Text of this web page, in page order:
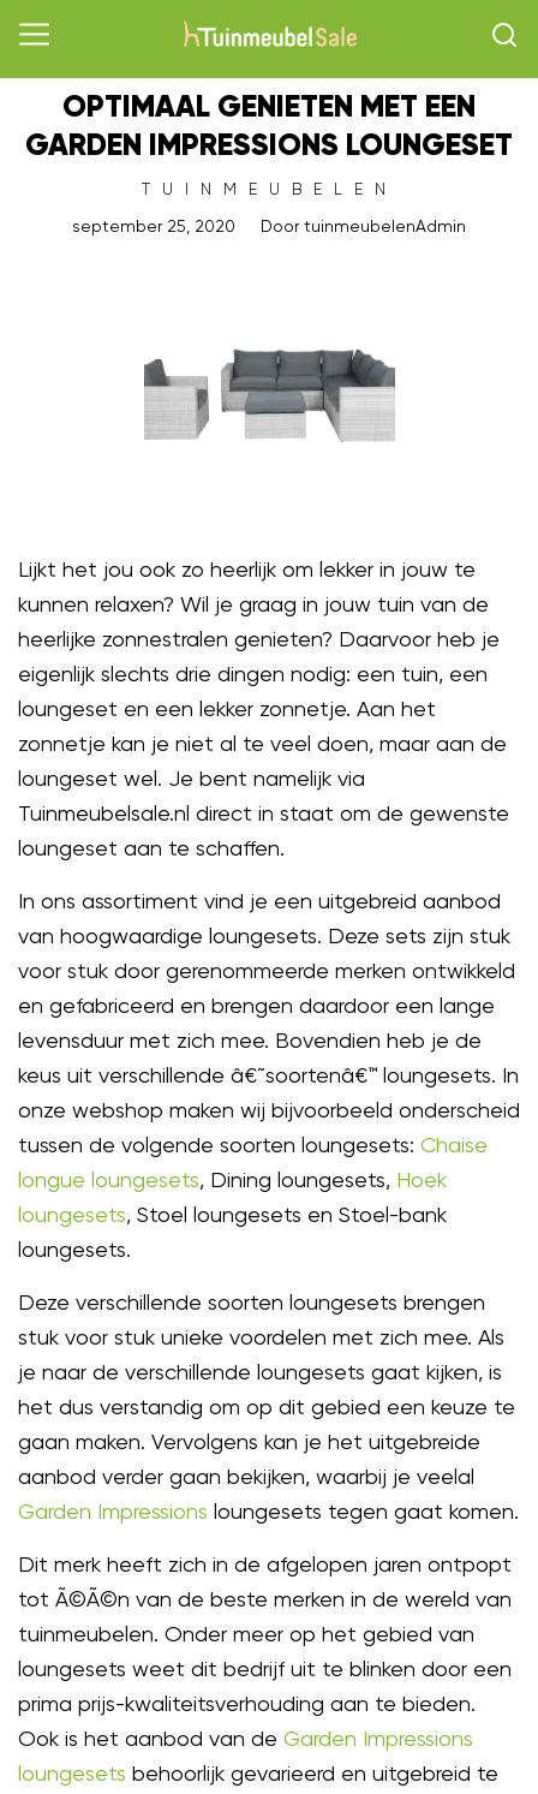
OPTIMAAL GENIETEN MET EEN
GARDEN IMPRESSIONS LOUNGESET
TUINMEUBELEN
september 25, 2020
DoortuinmeubelenAdmin
Lijkt het jou ook zo heerlijk om lekker in jouw te
kunnen relaxen? Wil je graag in jouw tuin van de
heerlijke zonnestralen genieten? Daarvoor heb je
eigenlijk slechts drie dingen nodig: een tuin, een
loungeset en een lekker zonnetje. Aan het
zonnetje kan je niet al te veel doen, maar aan de
loungeset wel. Je bent namelijk via
Tuinmeubelsale.nl direct in staat om de gewenste
loungeset aan te schaffen.
In ons assortiment vind je een uitgebreid aanbod
van hoogwaardige loungesets. Deze sets zijn stuk
voor stuk door gerenommeerde merken ontwikkeld
en gefabriceerd en brengen daardoor een lange
levensduur met zich mee. Bovendien heb je de
keus uit verschillende â€˜soortenâ€™ loungesets. In
onze webshop maken wij bijvoorbeeld onderscheid
tussen de volgende soorten loungesets: Chaise
longue loungesets, Dining loungesets, Hoek
loungesets, Stoel loungesets en Stoel-bank
loungesets.
Deze verschillende soorten loungesets brengen
stuk voor stuk unieke voordelen met zich mee. Als
je naar de verschillende loungesets gaat kijken, is
het dus verstandig om op dit gebied een keuze te
gaan maken. Vervolgens kan je het uitgebreide
aanbod verder gaan bekijken, waarbij je veelal
Garden Impressions loungesets tegen gaat komen.
Dit merk heeft zich in de afgelopen jaren ontpopt
tot Ã©Ã©n van de beste merken in de wereld van
tuinmeubelen. Onder meer op het gebied van
loungesets weet dit bedrijf uit te blinken door een
prima prijs-kwaliteitsverhouding aan te bieden.
Ook is het aanbod van de Garden Impressions
loungesets behoorlijk gevarieerd en uitgebreid te